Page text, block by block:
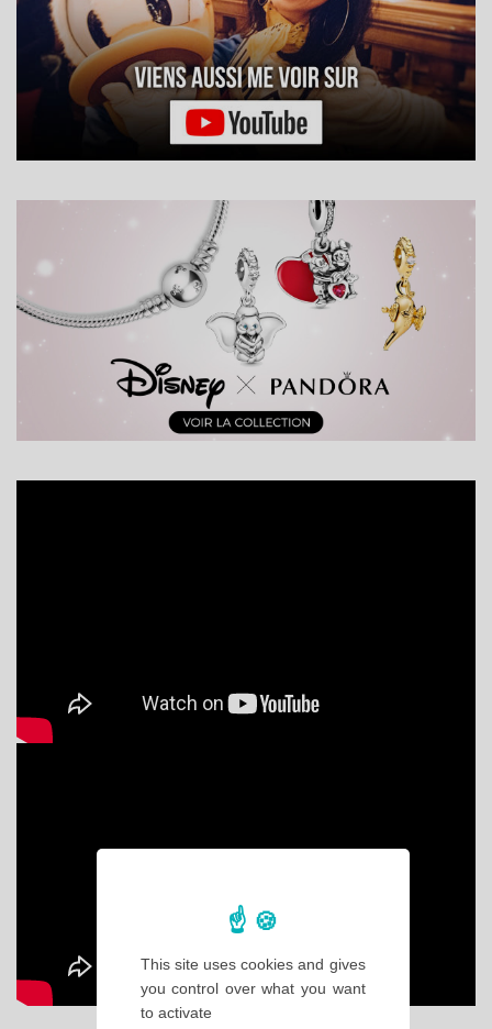
This site uses cookies and gives
you control over what you want
to activate